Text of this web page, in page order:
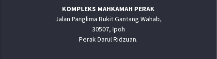
KOMPLEKS MAHKAMAH PERAK
Jalan Panglima Bukit Gantang Wahab,
30507, Ipoh
Perak Darul Ridzuan.